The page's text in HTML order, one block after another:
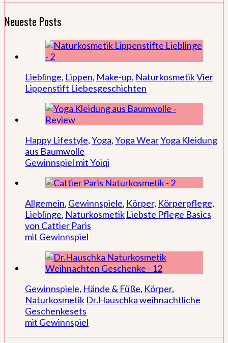
Neueste Posts
Lieblinge, Lippen, Make-up, NaturkosmetikVier
Lippenstift Liebesgeschichten
Happy Lifestyle,Yoga,Yoga WearYoga Kleidung
aus Baumwolle
Gewinnspiel mit Yoiqi
Allgemein, Gewinnspiele, Körper, Körperpflege,
Lieblinge, Naturkosmetik Liebste Pflege Basics
von Cattier Paris
mit Gewinnspiel
Gewinnspiele, Hände & Füße, Körper,
Naturkosmetik Dr.Hauschka weihnachtliche
Geschenkesets
mit Gewinnspiel